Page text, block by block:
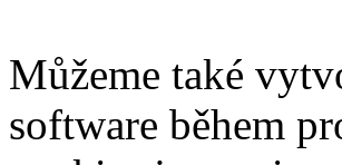
Můžeme také
software během